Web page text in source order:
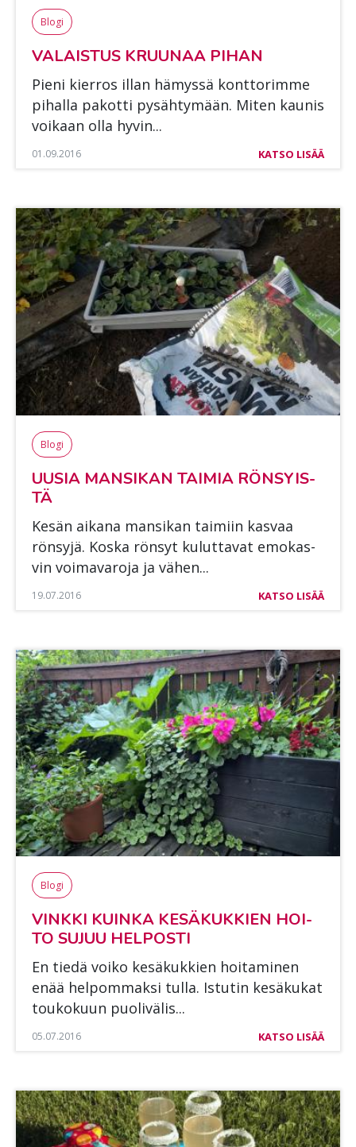
Blogi
VA­LAIS­TUS KRUU­NAA PI­HAN
Pie­ni kier­ros il­lan hä­mys­sä kont­to­rim­me
pi­hal­la pa­kot­ti py­säh­ty­mään. Mi­ten kau­nis
voi­kaan olla hy­vin...
01.09.2016 KATSO LISÄÄ
Blogi
UUSIA MAN­SI­KAN TAI­MIA RÖN­SYIS­
TÄ
Ke­sän ai­ka­na man­si­kan tai­miin kas­vaa
rön­sy­jä. Kos­ka rön­syt ku­lut­ta­vat emo­kas­
vin voi­ma­va­ro­ja ja vä­hen...
19.07.2016 KATSO LISÄÄ
Blogi
VINK­KI KUIN­KA KE­SÄ­KUK­KIEN HOI­
TO SU­JUU HEL­POS­TI
En tie­dä voi­ko ke­sä­kuk­kien hoi­ta­mi­nen
enää hel­pom­mak­si tul­la. Is­tu­tin ke­sä­ku­kat
tou­ko­kuun puo­li­vä­lis...
05.07.2016 KATSO LISÄÄ